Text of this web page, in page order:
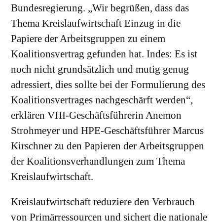
Bundesregierung. „Wir begrüßen, dass das
Thema Kreislaufwirtschaft Einzug in die
Papiere der Arbeitsgruppen zu einem
Koalitionsvertrag gefunden hat. Indes: Es ist
noch nicht grundsätzlich und mutig genug
adressiert, dies sollte bei der Formulierung des
Koalitionsvertrages nachgeschärft werden“,
erklären VHI-Geschäftsführerin Anemon
Strohmeyer und HPE-Geschäftsführer Marcus
Kirschner zu den Papieren der Arbeitsgruppen
der Koalitionsverhandlungen zum Thema
Kreislaufwirtschaft.
Kreislaufwirtschaft reduziere den Verbrauch
von Primärressourcen und sichert die nationale